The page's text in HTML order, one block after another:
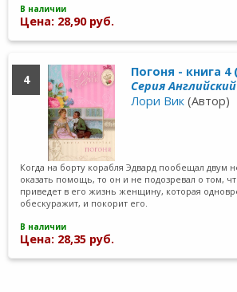
В наличии
Цена: 28,90 руб.
4
Погоня - книга 4
Серия
Лори Вик (Автор)
Когда на борту корабля Эдвард пообещал двум
оказать помощь, то он и не подозревал о том,
приведет в его жизнь женщину, которая
обескуражит, и покорит его.
В наличии
Цена: 28,35 руб.